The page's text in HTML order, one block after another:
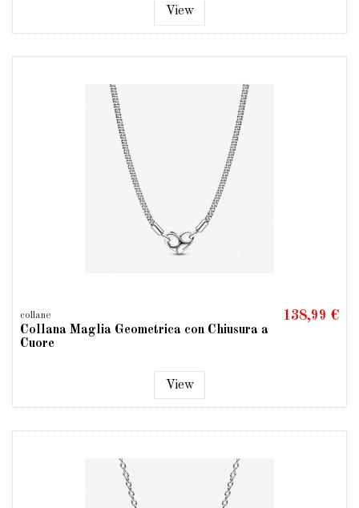
View
collane
Collana Maglia Geometrica con Chiusura a
Cuore
138,99 €
View